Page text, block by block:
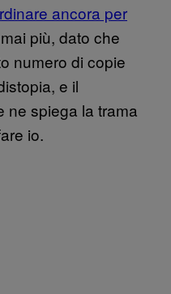
ancora per
più, dato che
numero di copie
e il
ne spiega la trama
io.